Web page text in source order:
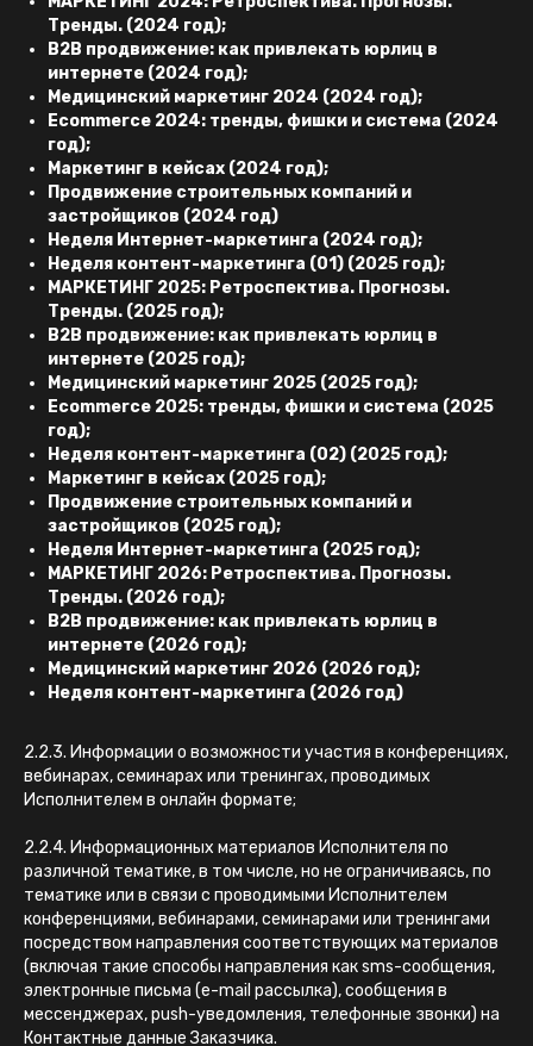
Тренды. (2024 год);
B2B продвижение: как привлекать юрлиц в
интернете (2024 год);
Медицинский маркетинг 2024 (2024 год);
Ecommerce 2024: тренды, фишки и система (2024
год);
Маркетинг в кейсах (2024 год);
Продвижение строительных компаний и
застройщиков (2024 год)
Неделя Интернет-маркетинга (2024 год);
Неделя контент-маркетинга (01) (2025 год);
МАРКЕТИНГ 2025: Ретроспектива. Прогнозы.
Тренды. (2025 год);
B2B продвижение: как привлекать юрлиц в
интернете (2025 год);
Медицинский маркетинг 2025 (2025 год);
Ecommerce 2025: тренды, фишки и система (2025
год);
Неделя контент-маркетинга (02) (2025 год);
Маркетинг в кейсах (2025 год);
Продвижение строительных компаний и
застройщиков (2025 год);
Неделя Интернет-маркетинга (2025 год);
МАРКЕТИНГ 2026: Ретроспектива. Прогнозы.
Тренды. (2026 год);
B2B продвижение: как привлекать юрлиц в
интернете (2026 год);
Медицинский маркетинг 2026 (2026 год);
Неделя контент-маркетинга (2026 год)
2.2.3. Информации о возможности участия в конференциях,
вебинарах, семинарах или тренингах, проводимых
Исполнителем в онлайн формате;
2.2.4. Информационных материалов Исполнителя по
различной тематике, в том числе, но не ограничиваясь, по
тематике или в связи с проводимыми Исполнителем
конференциями, вебинарами, семинарами или тренингами
посредством направления соответствующих материалов
(включая такие способы направления как sms-сообщения,
электронные письма (e-mail рассылка), сообщения в
мессенджерах, push-уведомления, телефонные звонки) на
Контактные данные Заказчика.